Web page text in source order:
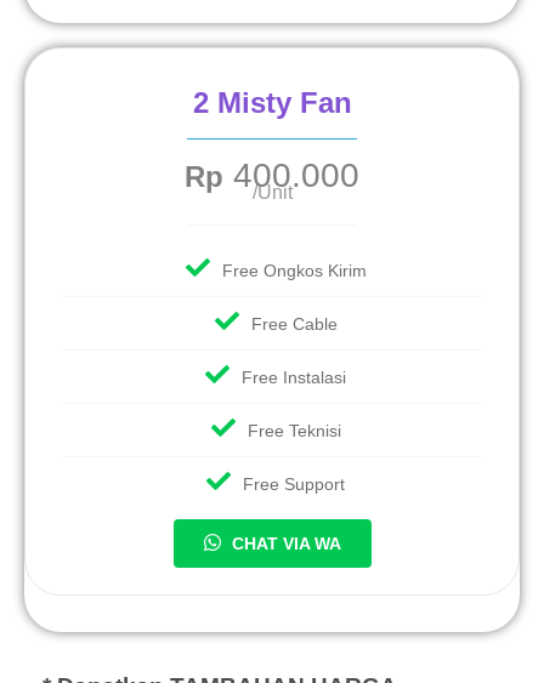
2 Misty Fan
Rp 400.000
/Unit
Free Ongkos Kirim
Free Cable
Free Instalasi
Free Teknisi
Free Support
CHAT VIA WA